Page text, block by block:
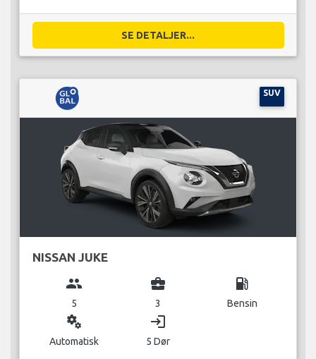
SE DETALJER...
SUV
NISSAN JUKE
group
5
business_center
3
local_gas_station
Bensin
miscellaneous_services
Automatisk
login
5 Dør